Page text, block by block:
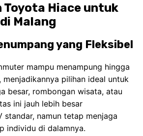
Toyota Hiace untuk
Malang
yang Fleksibel
mampu menampung hingga
menjadikannya pilihan ideal untuk
besar, rombongan wisata, atau
ini jauh lebih besar
standar, namun tetap menjaga
individu di dalamnya.